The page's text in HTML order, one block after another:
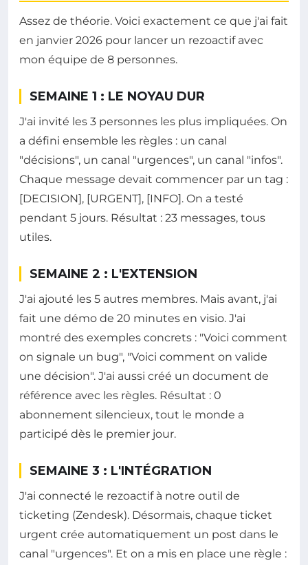
Assez de théorie. Voici exactement ce que j'ai fait
en janvier 2026 pour lancer un rezoactif avec
mon équipe de 8 personnes.
SEMAINE 1 : LE NOYAU DUR
J'ai invité les 3 personnes les plus impliquées. On
a défini ensemble les règles : un canal
"décisions", un canal "urgences", un canal "infos".
Chaque message devait commencer par un tag :
[DECISION], [URGENT], [INFO]. On a testé
pendant 5 jours. Résultat : 23 messages, tous
utiles.
SEMAINE 2 : L'EXTENSION
J'ai ajouté les 5 autres membres. Mais avant, j'ai
fait une démo de 20 minutes en visio. J'ai
montré des exemples concrets : "Voici comment
on signale un bug", "Voici comment on valide
une décision". J'ai aussi créé un document de
référence avec les règles. Résultat : 0
abonnement silencieux, tout le monde a
participé dès le premier jour.
SEMAINE 3 : L'INTÉGRATION
J'ai connecté le rezoactif à notre outil de
ticketing (Zendesk). Désormais, chaque ticket
urgent crée automatiquement un post dans le
canal "urgences". Et on a mis en place une règle :